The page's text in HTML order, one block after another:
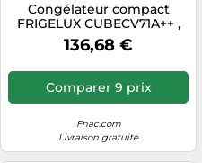
Congélateur compact
FRIGELUX CUBECV71A++ ,
Classe Energetique: A++
136,68 €
Comparer 9 prix
Fnac.com
Livraison gratuite